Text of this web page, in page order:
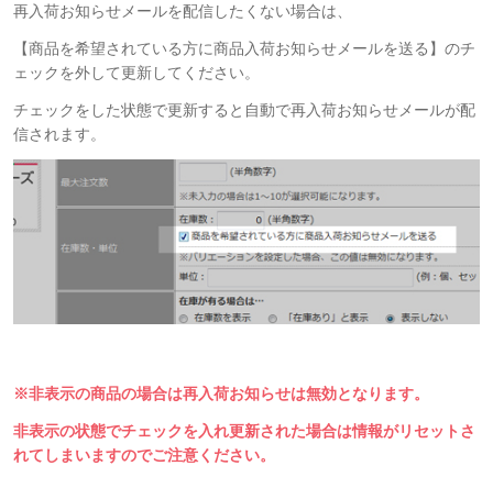
再入荷お知らせメールを配信したくない場合は、
【商品を希望されている方に商品入荷お知らせメールを送る】のチ
ェックを外して更新してください。
チェックをした状態で更新すると自動で再入荷お知らせメールが配
信されます。
※非表示の商品の場合は再入荷お知らせは無効となります。
非表示の状態でチェックを入れ更新された場合は情報がリセットさ
れてしまいますのでご注意ください。